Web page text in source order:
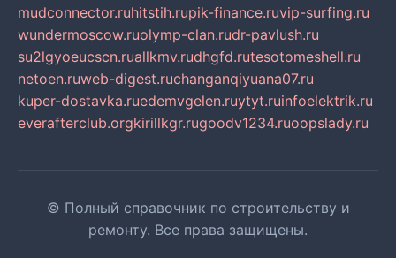
mudconnector.ruhitstih.rupik-finance.ruvip-surfing.ru
wundermoscow.ruolymp-clan.rudr-pavlush.ru
su2lgyoeucscn.ruallkmv.rudhgfd.rutesotomeshell.ru
netoen.ruweb-digest.ruchanganqiyuana07.ru
kuper-dostavka.ruedemvgelen.ruytyt.ruinfoelektrik.ru
everafterclub.orgkirillkgr.rugoodv1234.ruoopslady.ru
© Полный справочник по строительству и
ремонту. Все права защищены.